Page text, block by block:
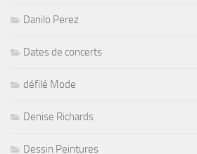
Danilo Perez
Dates de concerts
défilé Mode
Denise Richards
Dessin Peintures